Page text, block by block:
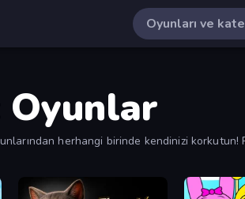
Oyunlar
herhangi birinde kendinizi